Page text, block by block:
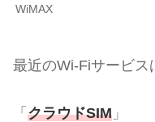
WiMAX
最近のWi-Fiサービス
「 クラウドSIM 」